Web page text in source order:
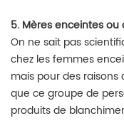
5. Mères enceintes
On ne sait pas
chez les femmes
mais pour des
que ce groupe de
produits de